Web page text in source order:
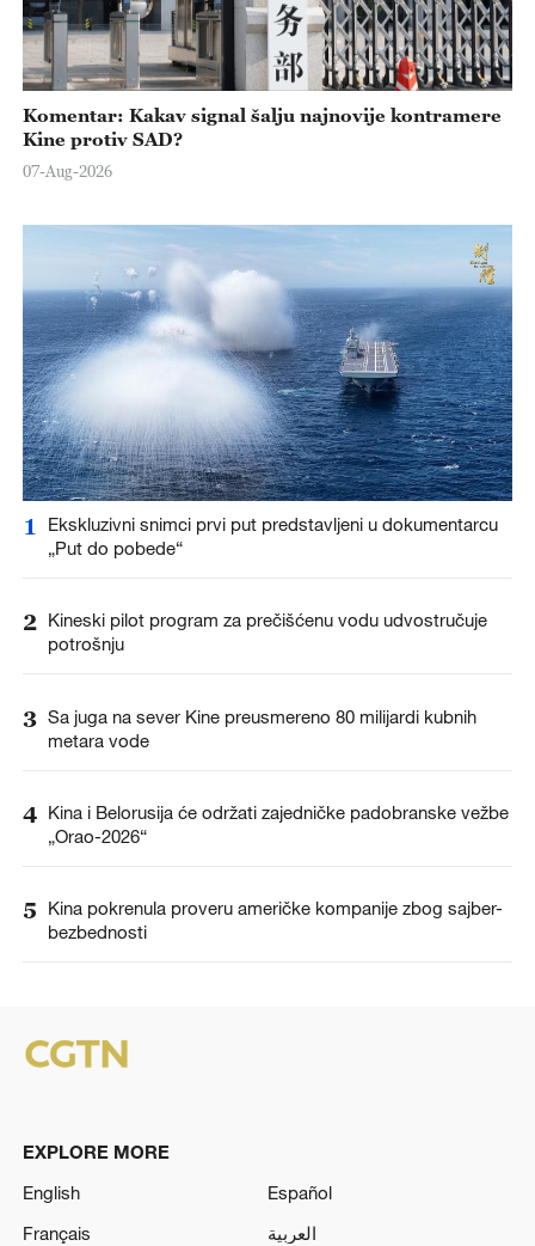
Komentar: Kakav signal šalju najnovije kontramere
Kine protiv SAD?
07-Aug-2026
1
Ekskluzivni snimci prvi put predstavljeni u dokumentarcu
„Put do pobede“
2 Kineski pilot program za prečišćenu vodu udvostručuje
potrošnju
3 Sa juga na sever Kine preusmereno 80 milijardi kubnih
metara vode
4 Kina i Belorusija će održati zajedničke padobranske vežbe
„Orao-2026“
5
Kina pokrenula proveru američke kompanije zbog sajber-
bezbednosti
EXPLORE MORE
English
Español
Français
العربية